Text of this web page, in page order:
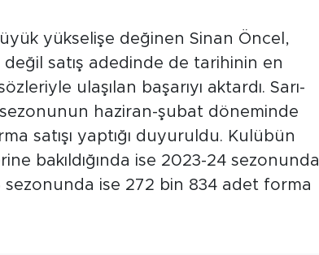
yükselişe değinen Sinan Öncel,
satış adedinde de tarihinin en
ulaşılan başarıyı aktardı. Sarı-
haziran-şubat döneminde
satışı yaptığı duyuruldu. Kulübün
bakıldığında ise 2023-24 sezonunda
ise 272 bin 834 adet forma